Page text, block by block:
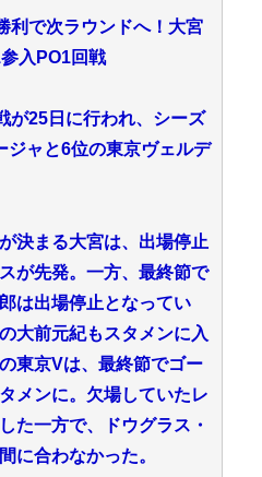
利で次ラウンドへ！大宮
入PO1回戦
が25日に行われ、シーズ
ジャと6位の東京ヴェルデ
決まる大宮は、出場停止
が先発。一方、最終節で
は出場停止となってい
大前元紀もスタメンに入
東京Vは、最終節でゴー
メンに。欠場していたレ
た一方で、ドウグラス・
に合わなかった。